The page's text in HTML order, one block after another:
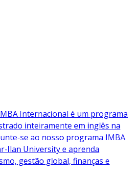
Internacional é um programa
inteiramente em inglês na
se ao nosso programa IMBA
Ilan University e aprenda
gestão global, finanças e